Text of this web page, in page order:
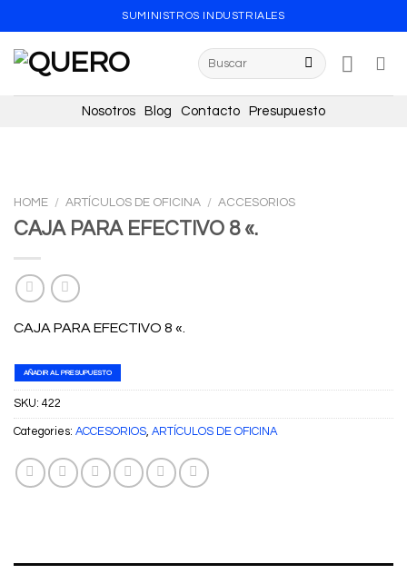
to
content
SUMINISTROS INDUSTRIALES
Search
for:
Nosotros Blog Contacto Presupuesto
HOME / ARTÍCULOS DE OFICINA / ACCESORIOS
CAJA PARA EFECTIVO 8 «.
CAJA PARA EFECTIVO 8 «.
AÑADIR AL PRESUPUESTO
SKU: 422
Categories: ACCESORIOS, ARTÍCULOS DE OFICINA